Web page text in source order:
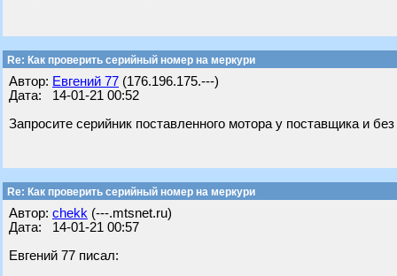
Re: Как проверить серийный номер на меркури
Автор: Евгений 77 (176.196.175.---)
Дата: 14-01-21 00:52
Запросите серийник поставленного мотора у поставщика и
Re: Как проверить серийный номер на меркури
Автор: chekk (---.mtsnet.ru)
Дата: 14-01-21 00:57
Евгений 77 писал: